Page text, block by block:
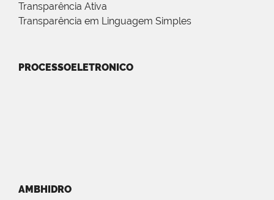
Transparência Ativa
Transparência em Linguagem Simples
PROCESSOELETRONICO
AMBHIDRO